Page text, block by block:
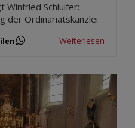
Winfried Schluifer:
der Ordinariatskanzlei
Weiterlesen